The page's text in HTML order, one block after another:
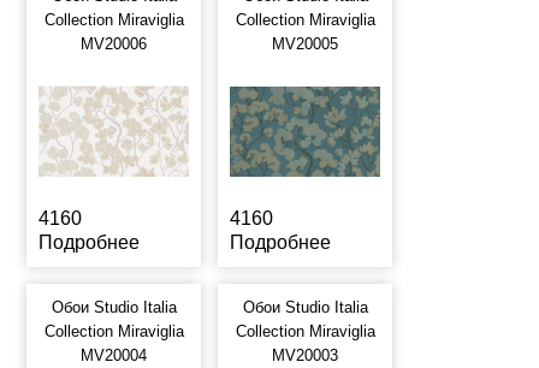
Collection Miraviglia
MV20006
4160
Подробнее
Collection Miraviglia
MV20005
4160
Подробнее
Обои Studio Italia
Collection Miraviglia
MV20004
Обои Studio Italia
Collection Miraviglia
MV20003